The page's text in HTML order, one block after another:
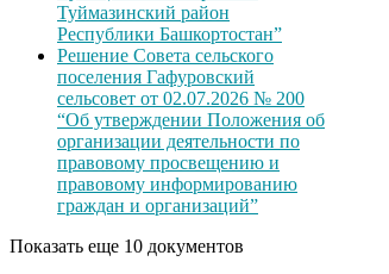
Туймазинский район
Республики Башкортостан”
Решение Совета сельского
поселения Гафуровский
сельсовет от 02.07.2026 № 200
“Об утверждении Положения об
организации деятельности по
правовому просвещению и
правовому информированию
граждан и организаций”
Показать еще 10 документов